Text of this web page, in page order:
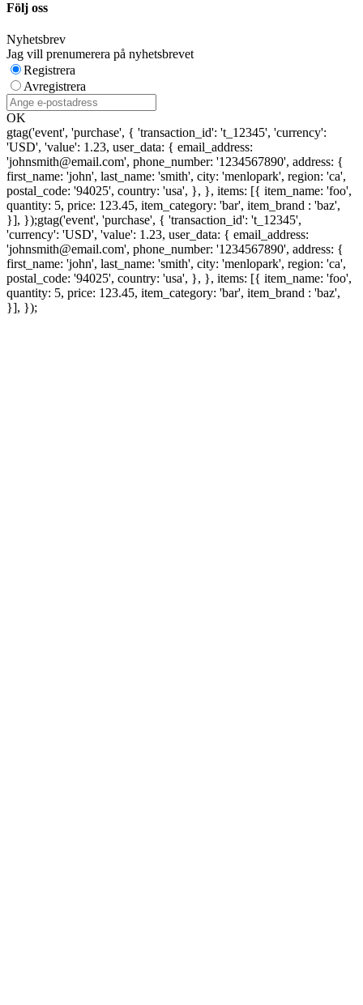
Följ oss
Nyhetsbrev
Jag vill prenumerera på nyhetsbrevet
Registrera
Avregistrera
OK
gtag('event', 'purchase', { 'transaction_id': 't_12345', 'currency':
'USD', 'value': 1.23, user_data: { email_address:
'johnsmith@email.com', phone_number: '1234567890', address: {
first_name: 'john', last_name: 'smith', city: 'menlopark', region: 'ca',
postal_code: '94025', country: 'usa', }, }, items: [{ item_name: 'foo',
quantity: 5, price: 123.45, item_category: 'bar', item_brand : 'baz',
}], });gtag('event', 'purchase', { 'transaction_id': 't_12345',
'currency': 'USD', 'value': 1.23, user_data: { email_address:
'johnsmith@email.com', phone_number: '1234567890', address: {
first_name: 'john', last_name: 'smith', city: 'menlopark', region: 'ca',
postal_code: '94025', country: 'usa', }, }, items: [{ item_name: 'foo',
quantity: 5, price: 123.45, item_category: 'bar', item_brand : 'baz',
}], });